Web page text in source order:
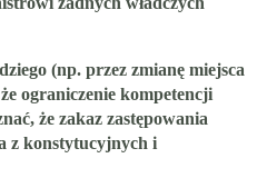
(np. przez zmianę miejsca
ograniczenie kompetencji
że zakaz zastępowania
z konstytucyjnych i